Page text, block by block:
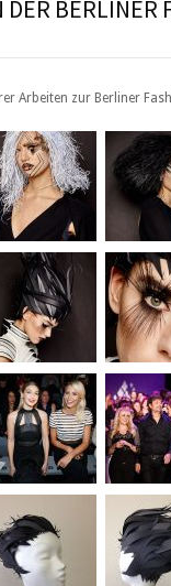
BERLINER
Arbeiten zur Berliner